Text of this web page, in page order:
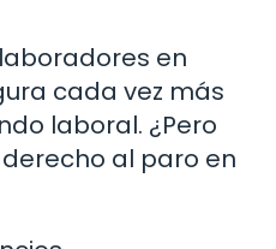
en
cada vez más
laboral. ¿Pero
al paro en